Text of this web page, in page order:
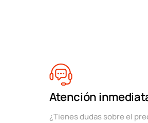
Atención
¿Tienes dudas sobre el